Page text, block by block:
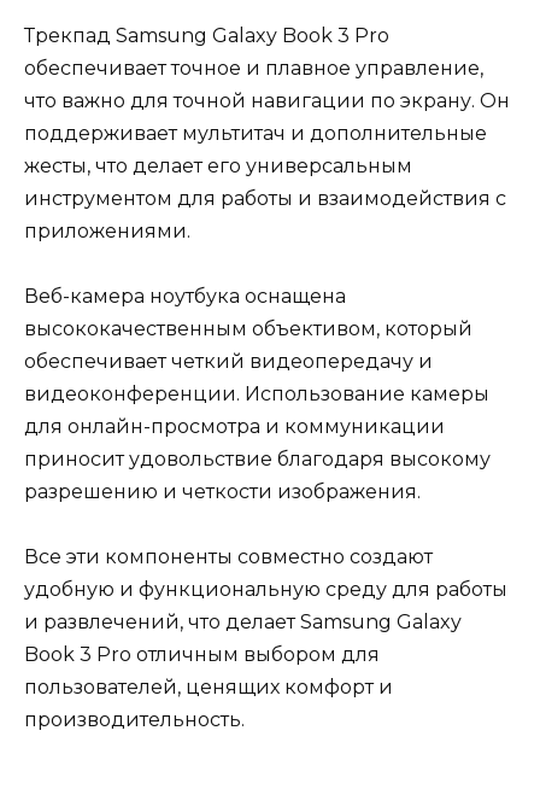
Трекпад Samsung Galaxy Book 3 Pro
обеспечивает точное и плавное управление,
что важно для точной навигации по экрану. Он
поддерживает мультитач и дополнительные
жесты, что делает его универсальным
инструментом для работы и взаимодействия с
приложениями.
Веб-камера ноутбука оснащена
высококачественным объективом, который
обеспечивает четкий видеопередачу и
видеоконференции. Использование камеры
для онлайн-просмотра и коммуникации
приносит удовольствие благодаря высокому
разрешению и четкости изображения.
Все эти компоненты совместно создают
удобную и функциональную среду для работы
и развлечений, что делает Samsung Galaxy
Book 3 Pro отличным выбором для
пользователей, ценящих комфорт и
производительность.